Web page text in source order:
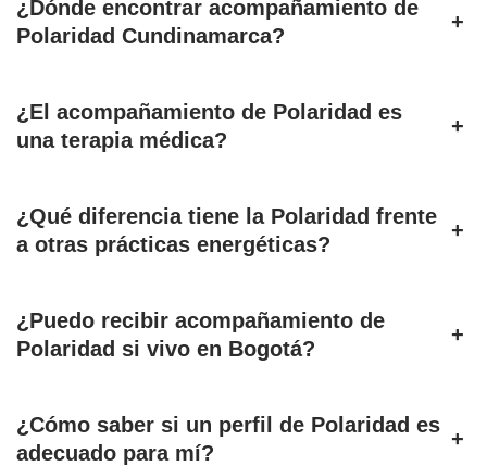
¿Dónde encontrar acompañamiento de
Polaridad Cundinamarca?
+
¿El acompañamiento de Polaridad es
una terapia médica?
+
¿Qué diferencia tiene la Polaridad frente
a otras prácticas energéticas?
+
¿Puedo recibir acompañamiento de
Polaridad si vivo en Bogotá?
+
¿Cómo saber si un perfil de Polaridad es
adecuado para mí?
+